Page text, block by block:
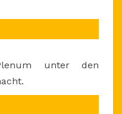
unter den